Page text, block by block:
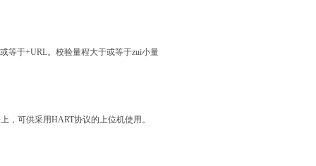
等于+URL。校验量程大于或等于zui小量
，可供采用HART协议的上位机使用。